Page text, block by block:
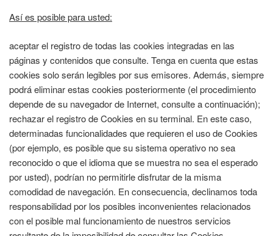
Así es posible para usted:
aceptar el registro de todas las cookies integradas en las
páginas y contenidos que consulte. Tenga en cuenta que estas
cookies solo serán legibles por sus emisores. Además, siempre
podrá eliminar estas cookies posteriormente (el procedimiento
depende de su navegador de Internet, consulte a continuación);
rechazar el registro de Cookies en su terminal. En este caso,
determinadas funcionalidades que requieren el uso de Cookies
(por ejemplo, es posible que su sistema operativo no sea
reconocido o que el idioma que se muestra no sea el esperado
por usted), podrían no permitirle disfrutar de la misma
comodidad de navegación. En consecuencia, declinamos toda
responsabilidad por los posibles inconvenientes relacionados
con el posible mal funcionamiento de nuestros servicios